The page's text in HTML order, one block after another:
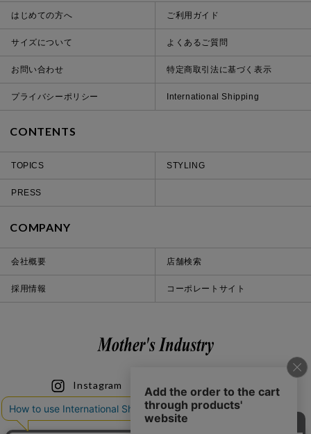
はじめての方へ ご利用ガイド
サイズについて よくあるご質問
お問い合わせ 特定商取引法に基づく表示
プライバシーポリシー International Shipping
CONTENTS
TOPICS STYLING
PRESS
COMPANY
会社概要 店舗検索
採用情報 コーポレートサイト
Instagram LINE
iOS Android